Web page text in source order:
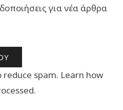
για νέα άρθρα
reduce spam. Learn how